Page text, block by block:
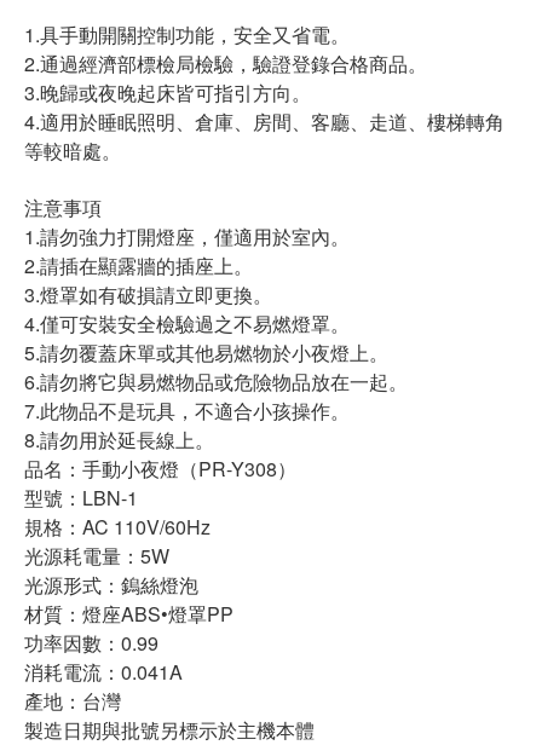
1.具手動開關控制功能，安全又省電。
2.通過經濟部標檢局檢驗，驗證登錄合格商品。
3.晚歸或夜晚起床皆可指引方向。
4.適用於睡眠照明、倉庫、房間、客廳、走道、樓梯轉角
等較暗處。
注意事項
1.請勿強力打開燈座，僅適用於室內。
2.請插在顯露牆的插座上。
3.燈罩如有破損請立即更換。
4.僅可安裝安全檢驗過之不易燃燈罩。
5.請勿覆蓋床單或其他易燃物於小夜燈上。
6.請勿將它與易燃物品或危險物品放在一起。
7.此物品不是玩具，不適合小孩操作。
8.請勿用於延長線上。
品名：手動小夜燈（PR-Y308）
型號：LBN-1
規格：AC 110V/60Hz
光源耗電量：5W
光源形式：鎢絲燈泡
材質：燈座ABS•燈罩PP
功率因數：0.99
消耗電流：0.041A
產地：台灣
製造日期與批號另標示於主機本體